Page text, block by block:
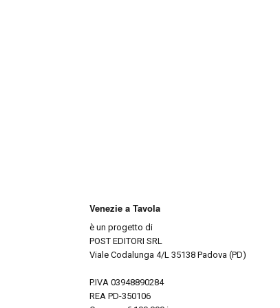
Venezie a Tavola
è un progetto di
POST EDITORI SRL
Viale Codalunga 4/L 35138 Padova (PD)
P.IVA 03948890284
REA PD-350106